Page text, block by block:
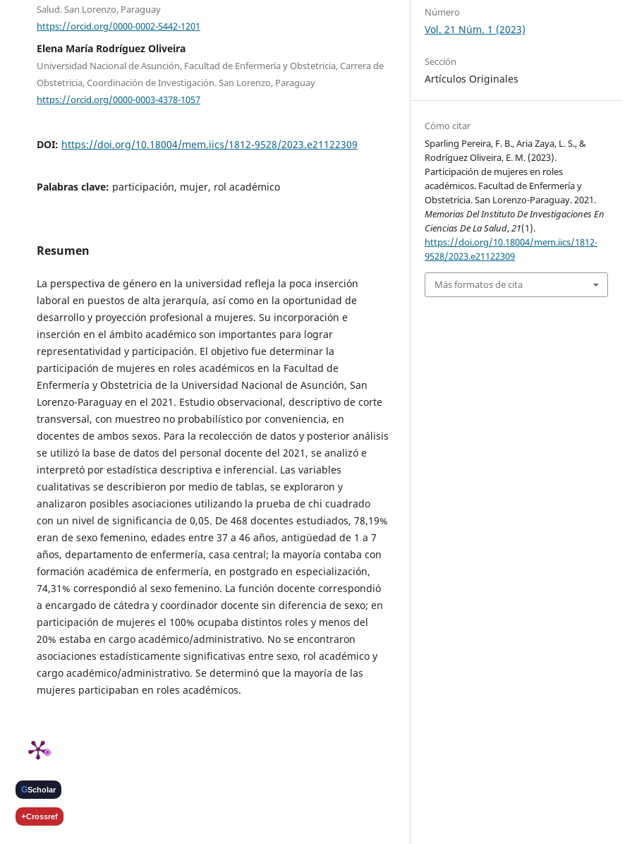
Salud. San Lorenzo, Paraguay
https://orcid.org/0000-0002-5442-1201
Elena María Rodríguez Oliveira
Universidad Nacional de Asunción, Facultad de Enfermería y Obstetricia, Carrera de
Obstetricia, Coordinación de Investigación. San Lorenzo, Paraguay
https://orcid.org/0000-0003-4378-1057
DOI: https://doi.org/10.18004/mem.iics/1812-9528/2023.e21122309
Palabras clave: participación, mujer, rol académico
Resumen
La perspectiva de género en la universidad refleja la poca inserción
laboral en puestos de alta jerarquía, así como en la oportunidad de
desarrollo y proyección profesional a mujeres. Su incorporación e
inserción en el ámbito académico son importantes para lograr
representatividad y participación. El objetivo fue determinar la
participación de mujeres en roles académicos en la Facultad de
Enfermería y Obstetricia de la Universidad Nacional de Asunción, San
Lorenzo-Paraguay en el 2021. Estudio observacional, descriptivo de corte
transversal, con muestreo no probabilístico por conveniencia, en
docentes de ambos sexos. Para la recolección de datos y posterior análisis
se utilizó la base de datos del personal docente del 2021, se analizó e
interpretó por estadística descriptiva e inferencial. Las variables
cualitativas se describieron por medio de tablas, se exploraron y
analizaron posibles asociaciones utilizando la prueba de chi cuadrado
con un nivel de significancia de 0,05. De 468 docentes estudiados, 78,19%
eran de sexo femenino, edades entre 37 a 46 años, antigüedad de 1 a 7
años, departamento de enfermería, casa central; la mayoría contaba con
formación académica de enfermería, en postgrado en especialización,
74,31% correspondió al sexo femenino. La función docente correspondió
a encargado de cátedra y coordinador docente sin diferencia de sexo; en
participación de mujeres el 100% ocupaba distintos roles y menos del
20% estaba en cargo académico/administrativo. No se encontraron
asociaciones estadísticamente significativas entre sexo, rol académico y
cargo académico/administrativo. Se determinó que la mayoría de las
mujeres participaban en roles académicos.
GScholar
+Crossref
Número
Vol. 21 Núm. 1 (2023)
Sección
Artículos Originales
Cómo citar
Sparling Pereira, F. B., Aria Zaya, L. S., &
Rodríguez Oliveira, E. M. (2023).
Participación de mujeres en roles
académicos. Facultad de Enfermería y
Obstetricia. San Lorenzo-Paraguay. 2021.
Memorias Del Instituto De Investigaciones En
Ciencias De La Salud,21(1).
https://doi.org/10.18004/mem.iics/1812-
9528/2023.e21122309
Más formatos de cita